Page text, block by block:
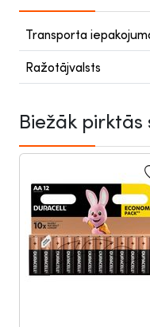
Transporta
Ražotājvalsts
Biežāk